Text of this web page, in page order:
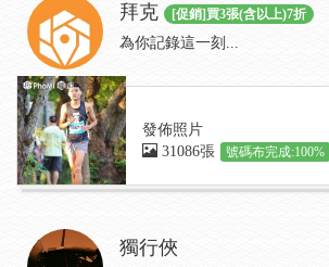
拜克 [促銷]買3張(含以上)7折
為你記錄這一刻...
發佈照片
31086張
號碼布完成:100%
獨行俠